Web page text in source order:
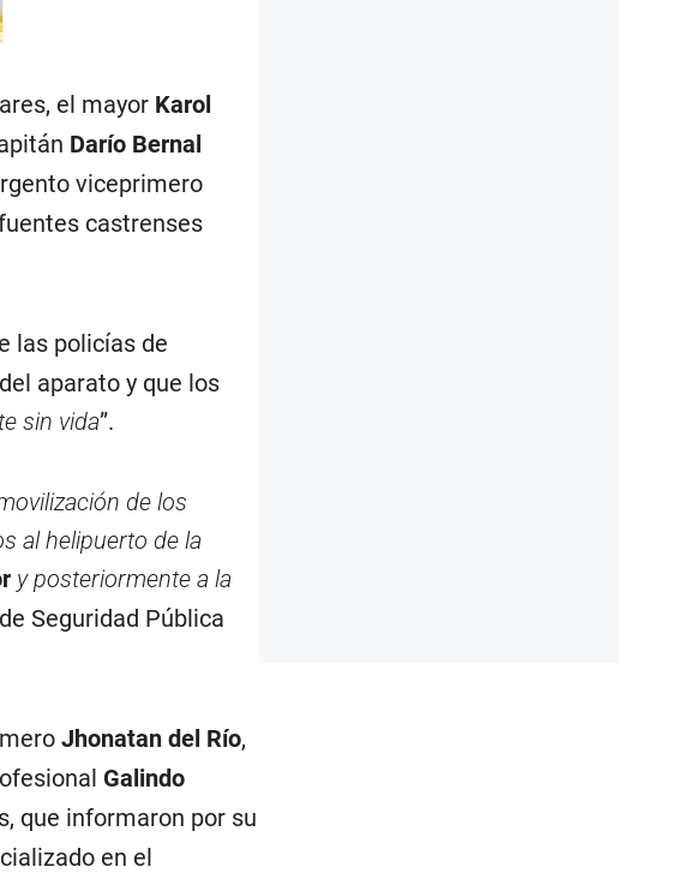
el mayor Karol
Darío Bernal
viceprimero
castrenses
las policías de
aparato y que los
sin vida”.
de los
al helipuerto de la
y posteriormente a la
Seguridad Pública
Jhonatan del Río,
Galindo
que informaron por su
en el